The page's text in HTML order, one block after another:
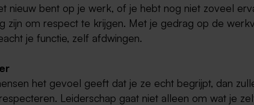
nieuw bent op je werk, of je hebt nog niet zoveel
zijn om respect te krijgen. Met je gedrag op de
je functie, zelf afdwingen.
het gevoel geeft dat je ze echt begrijpt, dan
Leiderschap gaat niet alleen om wat je